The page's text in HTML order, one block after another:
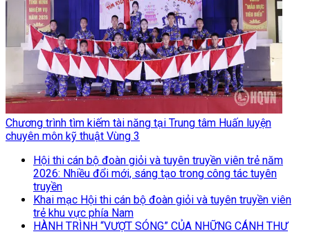
Chương trình tìm kiếm tài năng tại Trung tâm Huấn luyện
chuyên môn kỹ thuật Vùng 3
Hội thi cán bộ đoàn giỏi và tuyên truyền viên trẻ năm
2026: Nhiều đổi mới, sáng tạo trong công tác tuyên
truyền
Khai mạc Hội thi cán bộ đoàn giỏi và tuyên truyền viên
trẻ khu vực phía Nam
HÀNH TRÌNH “VƯỢT SÓNG” CỦA NHỮNG CÁNH THƯ